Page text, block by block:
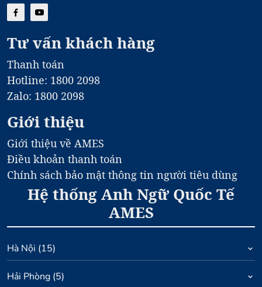
Tư vấn khách hàng
Thanh toán
Hotline: 1800 2098
Zalo: 1800 2098
Giới thiệu
Giới thiệu về AMES
Điều khoản thanh toán
Chính sách bảo mật thông tin người tiêu dùng
Hệ thống Anh Ngữ Quốc Tế
AMES
Hà Nội (15)
Hải Phòng (5)